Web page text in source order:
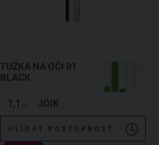
TUŽKA NA OČI 01
BLACK
JOIK
HLÍDAT DOSTUPNOST